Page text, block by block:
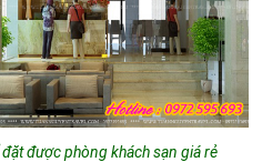
được phòng khách sạn giá rẻ